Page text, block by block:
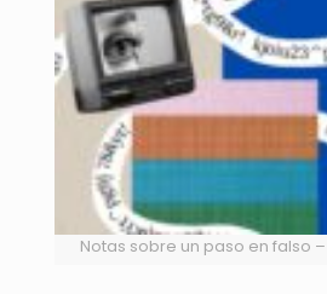
Notas sobre un paso en falso